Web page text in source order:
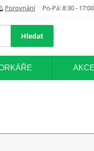
Porovnání Po-Pá: 8:30 - 17:00
Hledat